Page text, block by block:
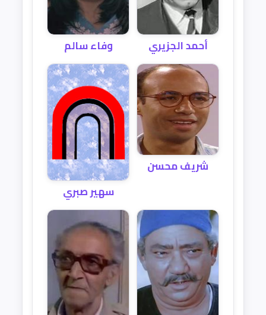
أحمد الجزيري وفاء سالم
شريف محسن
سهير صبري